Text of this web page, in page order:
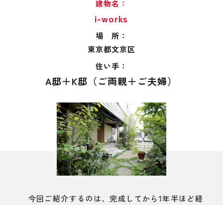
建物名：
i-works
場 所：
東京都文京区
住い手：
A邸＋K邸（ご両親＋ご夫婦）
今回ご紹介するのは、完成してから1年半ほど経